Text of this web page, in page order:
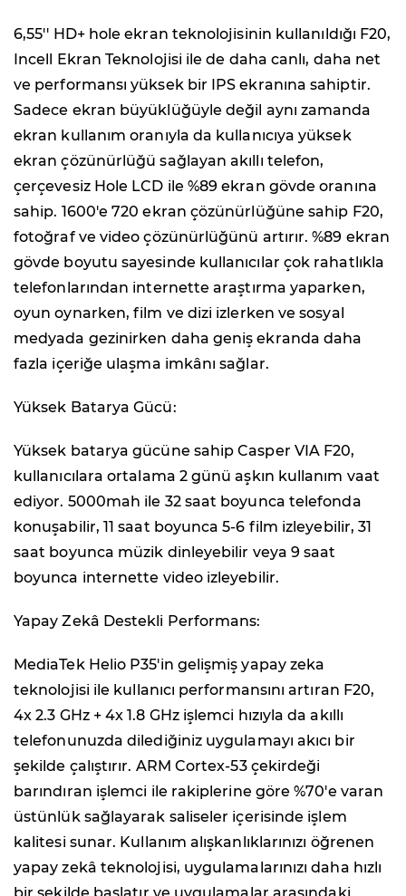
6,55'' HD+ hole ekran teknolojisinin kullanıldığı F20,
Incell Ekran Teknolojisi ile de daha canlı, daha net
ve performansı yüksek bir IPS ekranına sahiptir.
Sadece ekran büyüklüğüyle değil aynı zamanda
ekran kullanım oranıyla da kullanıcıya yüksek
ekran çözünürlüğü sağlayan akıllı telefon,
çerçevesiz Hole LCD ile %89 ekran gövde oranına
sahip. 1600'e 720 ekran çözünürlüğüne sahip F20,
fotoğraf ve video çözünürlüğünü artırır. %89 ekran
gövde boyutu sayesinde kullanıcılar çok rahatlıkla
telefonlarından internette araştırma yaparken,
oyun oynarken, film ve dizi izlerken ve sosyal
medyada gezinirken daha geniş ekranda daha
fazla içeriğe ulaşma imkânı sağlar.
Yüksek Batarya Gücü:
Yüksek batarya gücüne sahip Casper VIA F20,
kullanıcılara ortalama 2 günü aşkın kullanım vaat
ediyor. 5000mah ile 32 saat boyunca telefonda
konuşabilir, 11 saat boyunca 5-6 film izleyebilir, 31
saat boyunca müzik dinleyebilir veya 9 saat
boyunca internette video izleyebilir.
Yapay Zekâ Destekli Performans:
MediaTek Helio P35'in gelişmiş yapay zeka
teknolojisi ile kullanıcı performansını artıran F20,
4x 2.3 GHz + 4x 1.8 GHz işlemci hızıyla da akıllı
telefonunuzda dilediğiniz uygulamayı akıcı bir
şekilde çalıştırır. ARM Cortex-53 çekirdeği
barındıran işlemci ile rakiplerine göre %70'e varan
üstünlük sağlayarak saliseler içerisinde işlem
kalitesi sunar. Kullanım alışkanlıklarınızı öğrenen
yapay zekâ teknolojisi, uygulamalarınızı daha hızlı
bir şekilde başlatır ve uygulamalar arasındaki